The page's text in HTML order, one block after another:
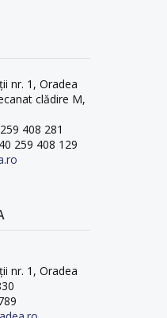
nr. 1, Oradea
clădire M,
408 281
259 408 129
nr. 1, Oradea